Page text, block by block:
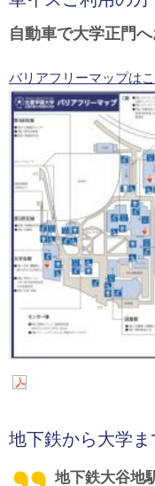
自動車で大学正門へ
バリアフリーマップは
地下鉄から大学ま
地下鉄大谷地